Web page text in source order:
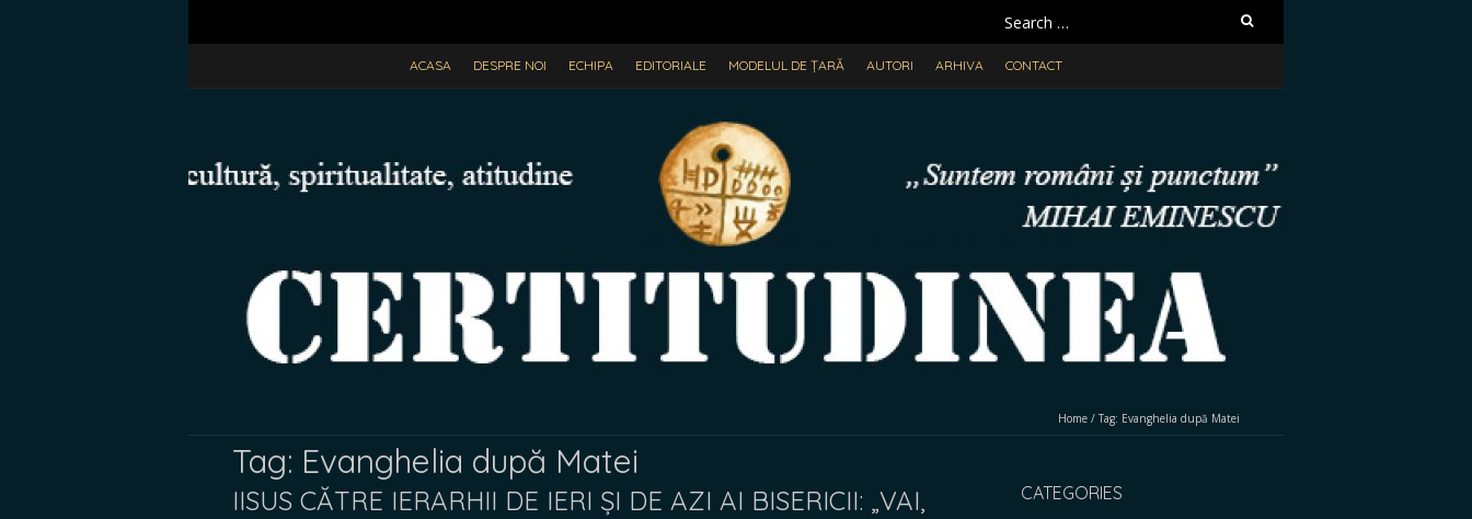
Search
for:
ACASA DESPRE NOI ECHIPA EDITORIALE MODELUL DE ȚARĂ AUTORI ARHIVA CONTACT
Home / Tag: Evanghelia după Matei
Tag: Evanghelia după Matei
IISUS CĂTRE IERARHII DE IERI ȘI DE AZI AI BISERICII: „VAI,
CATEGORIES